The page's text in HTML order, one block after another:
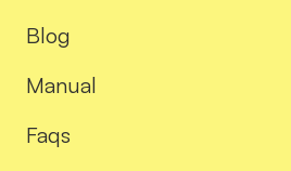
Blog
Manual
Faqs